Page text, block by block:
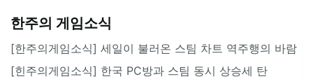
한주의 게임소식
[한주의게임소식] 세일이 불러온 스팀 차트 역주행의 바람
[힌주의게임소식] 한국 PC방과 스팀 동시 상승세 탄